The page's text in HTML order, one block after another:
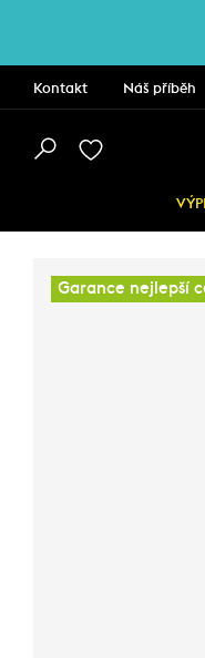
Kontakt Náš příběh
Garance nejlepší